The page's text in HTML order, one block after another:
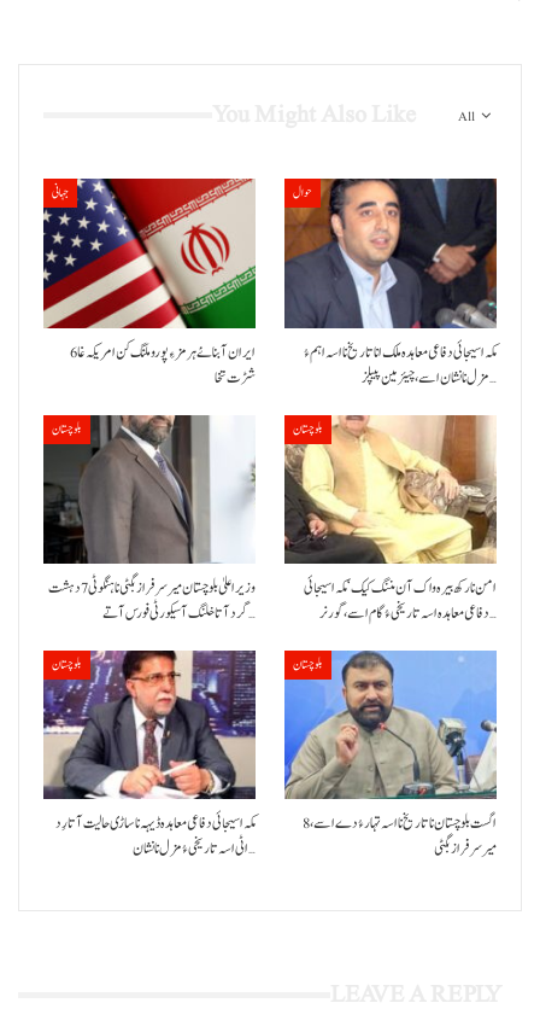
All
جہانی
ایران آبنائے ہرمز ءِ پورو ملنگ کن امریکہ غا 6
شڑت تخا
حوال
مکہ اسیجائی دفاعی معاہدہ ملک انا تاریخ نا اسہ اہم ءُ
مزل نا نشان اسے، چیئرمین پیپلز…
بلوچستان
وزیراعلیٰ بلوچستان میر سرفراز بگٹی نا ہنگو ٹی 7 دہشت
گرد آتا خلنگ آ سیکورٹی فورس آتے…
بلوچستان
امن نا رکھ بیرہ واک آن مننگ کیک‘ مکہ اسیجائی
دفاعی معاہدہ اسہ تاریخی ءُ گام اسے،گورنر…
بلوچستان
مکہ اسیجائی دفاعی معاہدہ ڈیہہ نا ساڑی حالیت آتا رِد
اٹی اسہ تاریخی ءُ مزل نا نشان…
بلوچستان
8 اگست بلوچستان نا تاریخ نا اسہ تہار ءُ دے اسے،
میرسرفراز بگٹی